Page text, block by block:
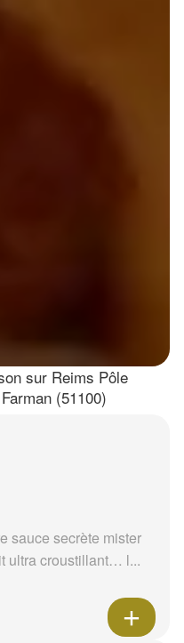
sur Reims Pôle
(51100)
sauce secrète mister
ultra croustillant… l...